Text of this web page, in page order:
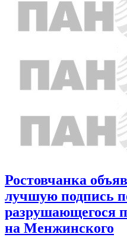
Ростовчанка
лучшую подпись
разрушающегося
на Менжинского